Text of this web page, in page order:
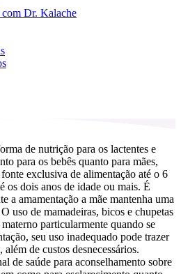
Dr. Kalache
de nutrição para os lactentes e
para os bebês quanto para mães,
exclusiva de alimentação até o 6
os dois anos de idade ou mais. É
a amamentação a mãe mantenha uma
uso de mamadeiras, bicos e chupetas
particularmente quando se
seu uso inadequado pode trazer
de custos desnecessários.
de saúde para aconselhamento sobre